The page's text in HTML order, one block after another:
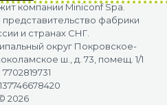
компании Miniconf Spa.
фабрики
и странах СНГ.
округ Покровское-
ш., д. 73, помещ. 1/1
2026